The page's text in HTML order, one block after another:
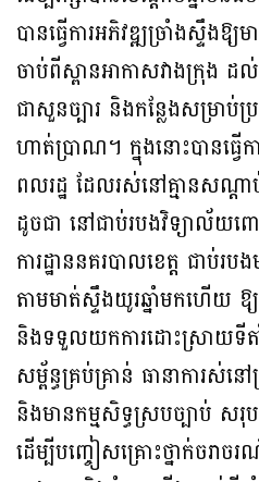
បានធ្វើការអភិវឌ្ឍ​ច្រាំងស្ទឹ
ចាប់ពីស្ពានអាកាសវាងក្រុង ដល់
ជាសួន​ច្បារ និងកន្លែងសម្រាប់ប្
ហាត់ប្រាណ។ ក្នុងនោះបានធ្វ
ពលរដ្ឋ ដែលរស់នៅគ្មានសណ្ត
ដូចជា នៅជាប់​របងវិទ្យាល័យព
ការដ្ឋាននគរបាលខេត្ត ជាប់រប
តាមមាត់ស្ទឹងយូរឆ្នាំមកហើយ
និងទទួលយកការដោះ​ស្រាយ​​ទីតាំ
សម្ព័ន្ធគ្រប់គ្រាន់ ធានាការស់
និងមានកម្មសិទ្ធស្របច្បាប់ ស
ដើម្បីបញ្ចៀសគ្រោះថ្នាក់​ចរាចរ